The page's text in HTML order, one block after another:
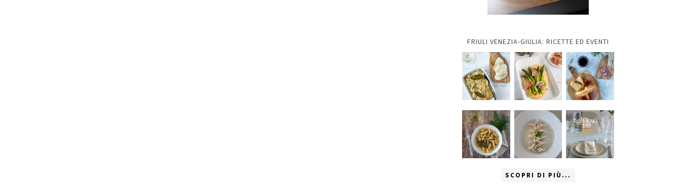
FRIULI VENEZIA-GIULIA: RICETTE ED EVENTI
SCOPRI DI PIÙ...